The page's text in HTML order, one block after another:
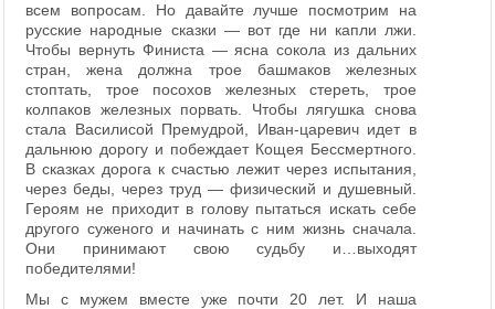
всем вопросам. Но давайте лучше посмотрим на
русские народные сказки — вот где ни капли лжи.
Чтобы вернуть Финиста — ясна сокола из дальних
стран, жена должна трое башмаков железных
стоптать, трое посохов железных стереть, трое
колпаков железных порвать. Чтобы лягушка снова
стала Василисой Премудрой, Иван-царевич идет в
дальнюю дорогу и побеждает Кощея Бессмертного.
В сказках дорога к счастью лежит через испытания,
через беды, через труд — физический и душевный.
Героям не приходит в голову пытаться искать себе
другого суженого и начинать с ним жизнь сначала.
Они принимают свою судьбу и…выходят
победителями!
Мы с мужем вместе уже почти 20 лет. И наша